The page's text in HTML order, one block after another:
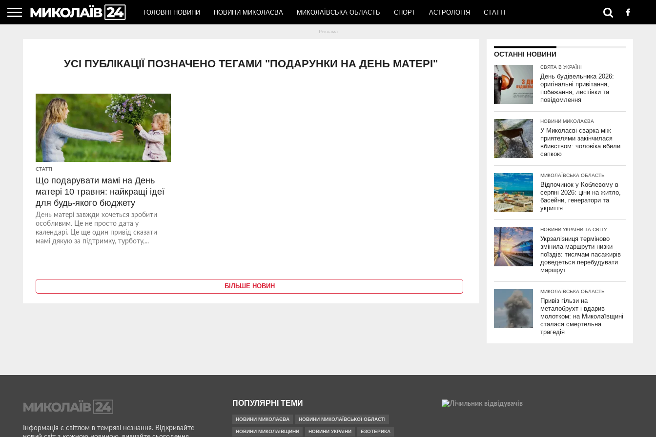
ГОЛОВНІ НОВИНИ НОВИНИ МИКОЛАЄВА МИКОЛАЇВСЬКА ОБЛАСТЬ СПОРТ АСТРОЛОГІЯ СТАТТІ
УСІ ПУБЛІКАЦІЇ ПОЗНАЧЕНО ТЕГАМИ "ПОДАРУНКИ НА ДЕНЬ МАТЕРІ"
СТАТТІ
Що подарувати мамі на День
матері 10 травня: найкращі ідеї
для будь-якого бюджету
День матері завжди хочеться зробити
особливим. Це не просто дата у
календарі. Це ще один привід сказати
мамі дякую за підтримку, турботу,...
БІЛЬШЕ НОВИН
ОСТАННІ НОВИНИ
СВЯТА В УКРАЇНІ
День будівельника 2026:
оригінальні привітання,
побажання, листівки та
повідомлення
НОВИНИ МИКОЛАЄВА
У Миколаєві сварка між
приятелями закінчилася
вбивством: чоловіка вбили
сапкою
МИКОЛАЇВСЬКА ОБЛАСТЬ
Відпочинок у Коблевому в
серпні 2026: ціни на житло,
басейни, генератори та
укриття
НОВИНИ УКРАЇНИ ТА СВІТУ
Укрзалізниця терміново
змінила маршрути низки
поїздів: тисячам пасажирів
доведеться перебудувати
маршрут
МИКОЛАЇВСЬКА ОБЛАСТЬ
Привіз гільзи на
металобрухт і вдарив
молотком: на Миколаївщині
сталася смертельна
трагедія
Інформація є світлом в темряві незнання. Відкривайте
ПОПУЛЯРНІ ТЕМИ
НОВИНИ МИКОЛАЄВА НОВИНИ МИКОЛАЇВСЬКОЇ ОБЛАСТІ
НОВИНИ МИКОЛАЇВЩИНИ НОВИНИ УКРАЇНИ ЕЗОТЕРИКА